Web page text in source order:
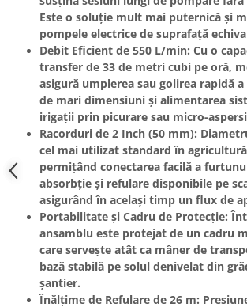
independente
Motoburghiu/Foreza pamant
Pachete Incorporabile
Pirostrii & Arzatoare
Plasa umbrire
Pompe de stropit
Radiatoare
Semanatoare,Plantatoare
Sobe pe gaz & electrice
Suflante & Aspiratoare
Aspiratoare
Suflante Frunze
Este o soluție mult mai puternică și
pompele electrice de suprafață
Debit Eficient de 550 L/min: Cu o
transfer de 33 de metri cubi pe oră,
asigură umplerea sau golirea rapidă
de mari dimensiuni și alimentarea
irigații prin picurare sau micro-
Racorduri de 2 Inch (50 mm):
cel mai utilizat standard în
permițând conectarea facilă a
absorbție și refulare disponibile pe
asigurând în același timp un flux de
Portabilitate și Cadru de Protecție:
ansamblu este protejat de un cadru
care servește atât ca mâner de
bază stabilă pe solul denivelat din
șantier.
Înălțime de Refulare de 26 m: